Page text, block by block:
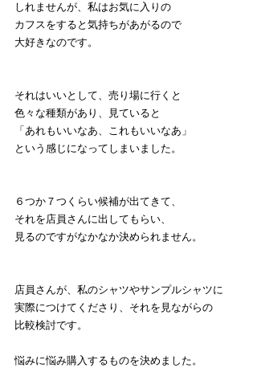
しれませんが、私はお気に入りの
カフスをすると気持ちがあがるので
大好きなのです。
それはいいとして、売り場に行くと
色々な種類があり、見ていると
「あれもいいなあ、これもいいなあ」
という感じになってしまいました。
６つか７つくらい候補が出てきて、
それを店員さんに出してもらい、
見るのですがなかなか決められません。
店員さんが、私のシャツやサンプルシャツに
実際につけてくださり、それを見ながらの
比較検討です。
悩みに悩み購入するものを決めました。